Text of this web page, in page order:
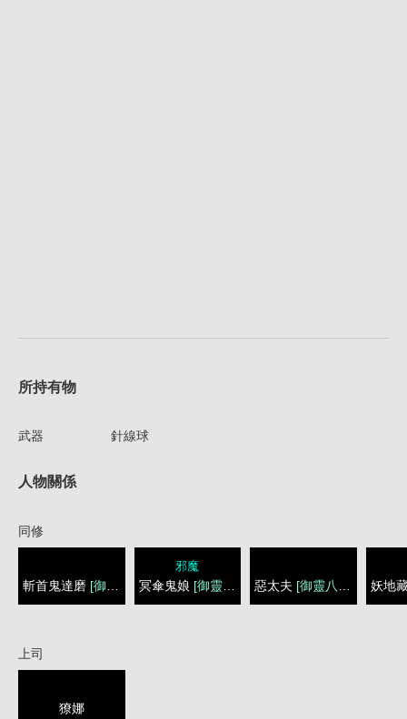
所持有物
武器 針線球
人物關係
同修
斬首鬼達磨 [御靈八神巫]
邪魔
冥傘鬼娘 [御靈八神巫] 惡太夫 [御靈八神巫] 妖地
上司
獠娜